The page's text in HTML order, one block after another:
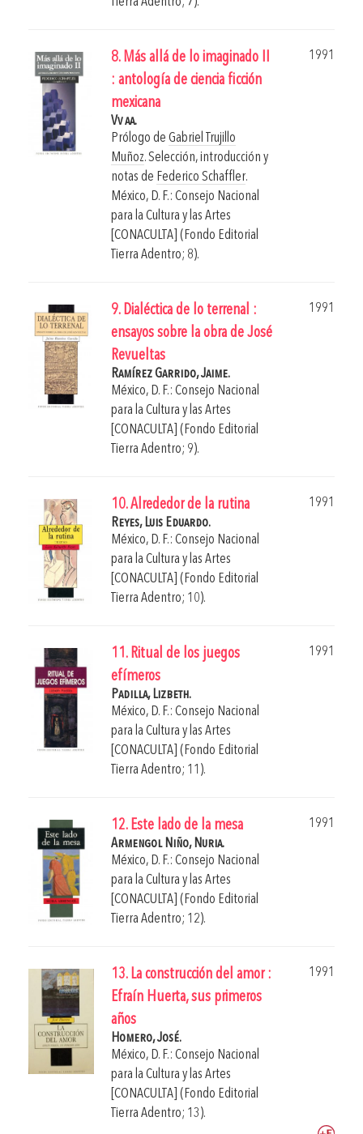
8. Más allá de lo imaginado II
: antología de ciencia ficción
mexicana
1991
Vv aa.
Prólogo de Gabriel Trujillo
Muñoz. Selección, introducción y
notas de Federico Schaffler.
México, D. F.: Consejo Nacional
para la Cultura y las Artes
[CONACULTA] (Fondo Editorial
Tierra Adentro; 8).
9. Dialéctica de lo terrenal :
ensayos sobre la obra de José
Revueltas
1991
Ramírez Garrido, Jaime.
México, D. F.: Consejo Nacional
para la Cultura y las Artes
[CONACULTA] (Fondo Editorial
Tierra Adentro; 9).
10. Alrededor de la rutina
1991
Reyes, Luis Eduardo.
México, D. F.: Consejo Nacional
para la Cultura y las Artes
[CONACULTA] (Fondo Editorial
Tierra Adentro; 10).
11. Ritual de los juegos
efímeros
1991
Padilla, Lizbeth.
México, D. F.: Consejo Nacional
para la Cultura y las Artes
[CONACULTA] (Fondo Editorial
Tierra Adentro; 11).
12. Este lado de la mesa
1991
Armengol Niño, Nuria.
México, D. F.: Consejo Nacional
para la Cultura y las Artes
[CONACULTA] (Fondo Editorial
Tierra Adentro; 12).
13. La construcción del amor :
Efraín Huerta, sus primeros
años
1991
Homero, José.
México, D. F.: Consejo Nacional
para la Cultura y las Artes
[CONACULTA] (Fondo Editorial
Tierra Adentro; 13).